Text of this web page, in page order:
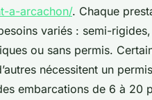
a-arcachon/. Chaque
variés : semi-
ou sans permis.
nécessitent un
embarcations de 6 à 20